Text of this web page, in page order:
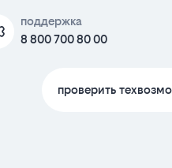
поддержка
8 800 700 80 00
проверить